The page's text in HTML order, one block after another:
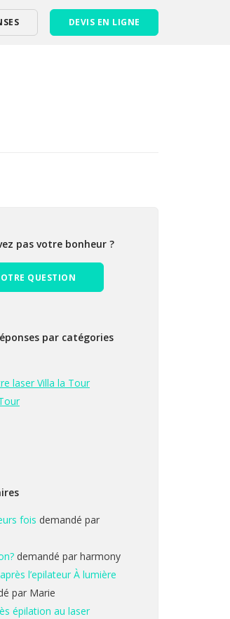
DEVIS EN LIGNE
pas votre bonheur ?
QUESTION
par catégories
laser Villa la Tour
fois demandé par
demandé par harmony
l’epilateur À lumière
par Marie
épilation au laser